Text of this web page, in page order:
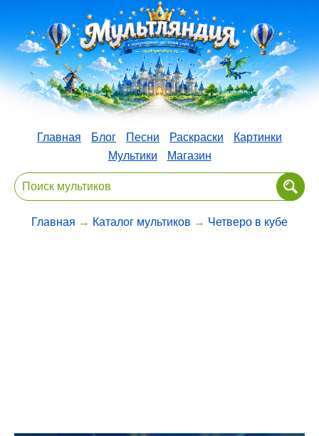
Главная Блог Песни Раскраски
Картинки
Мультики
Магазин
Главная → Каталог мультиков → Четверо в кубе